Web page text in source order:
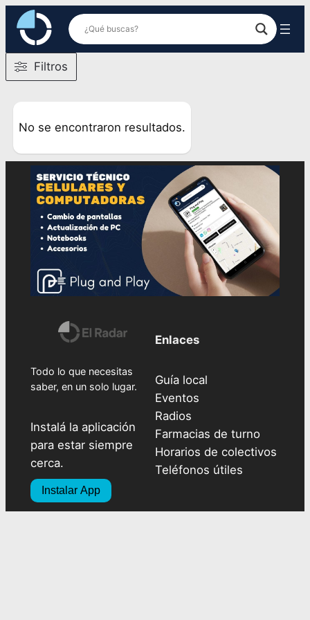
Saltar
contenido
Filtros
No se encontraron resultados.
Todo lo que necesitas
saber, en un solo lugar.
Instalá la aplicación
para estar siempre
cerca.
Instalar App
Enlaces
Guía local
Eventos
Radios
Farmacias de turno
Horarios de colectivos
Teléfonos útiles